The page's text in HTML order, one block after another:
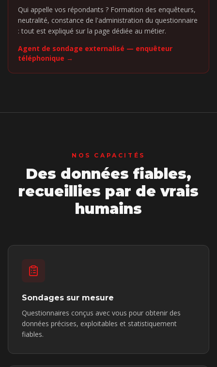
Qui appelle vos répondants ? Formation des enquêteurs,
neutralité, constance de l'administration du questionnaire
: tout est expliqué sur la page dédiée au métier.
Agent de sondage externalisé — enquêteur
téléphonique →
NOS CAPACITÉS
Des données fiables,
recueillies par de vrais
humains
Sondages sur mesure
Questionnaires conçus avec vous pour obtenir des
données précises, exploitables et statistiquement
fiables.